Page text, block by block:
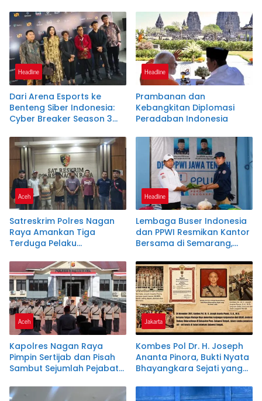
Bersubsidi, Tiga Tersangka
Ditahan.
Headline
Dari Arena Esports ke
Benteng Siber Indonesia:
Cyber Breaker Season 3
Etis Penjaga Negeri
Headline
Prambanan dan
Kebangkitan Diplomasi
Peradaban Indonesia
Aceh
Satreskrim Polres Nagan
Raya Amankan Tiga
Terduga Pelaku
Bersubsidi dan Bio Solar
Bersubsidi.
Headline
Lembaga Buser Indonesia
dan PPWI Resmikan Kantor
Bersama di Semarang,
Kelembagaan dan
Jurnalistik
Aceh
Kapolres Nagan Raya
Pimpin Sertijab dan Pisah
Sambut Sejumlah Pejabat
Jajaran
Jakarta
Kombes Pol Dr. H. Joseph
Ananta Pinora, Bukti Nyata
Bhayangkara Sejati yang